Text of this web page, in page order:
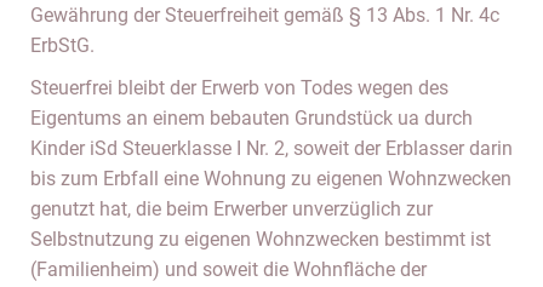
Gewährung der Steuerfreiheit gemäß § 13 Abs. 1 Nr. 4c
ErbStG.
Steuerfrei bleibt der Erwerb von Todes wegen des
Eigentums an einem bebauten Grundstück ua durch
Kinder iSd Steuerklasse I Nr. 2, soweit der Erblasser darin
bis zum Erbfall eine Wohnung zu eigenen Wohnzwecken
genutzt hat, die beim Erwerber unverzüglich zur
Selbstnutzung zu eigenen Wohnzwecken bestimmt ist
(Familienheim) und soweit die Wohnfläche der